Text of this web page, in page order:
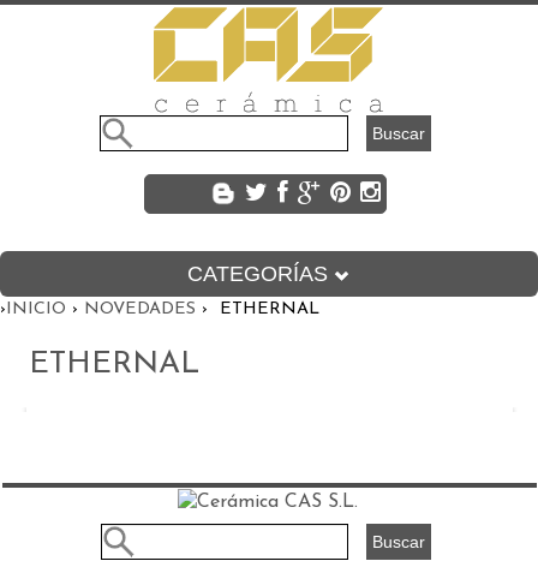
CATEGORÍAS
DESCUBRE CAS
CERÁMICA ARTESANAL
ÁREA PRIVADA
›INICIO › NOVEDADES › ETHERNAL
ETHERNAL